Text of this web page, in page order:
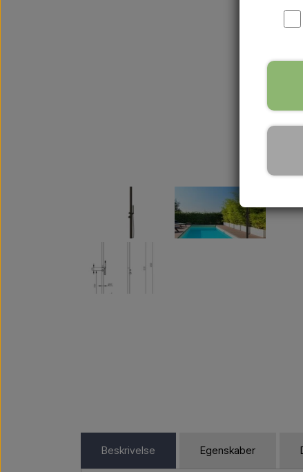
Beskrivelse Egenskaber